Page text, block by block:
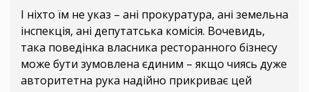
І ніхто їм не указ – ані прокуратура, ані земельна
інспекція, ані депутатська комісія. Вочевидь,
така поведінка власника ресторанного бізнесу
може бути зумовлена єдиним – якщо чиясь дуже
авторитетна рука надійно прикриває цей